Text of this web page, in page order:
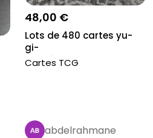
48,00 €
Lots de 480 cartes yu-
gi-
oh,boîtes,pochette,carte...
Cartes TCG
abdelrahmane